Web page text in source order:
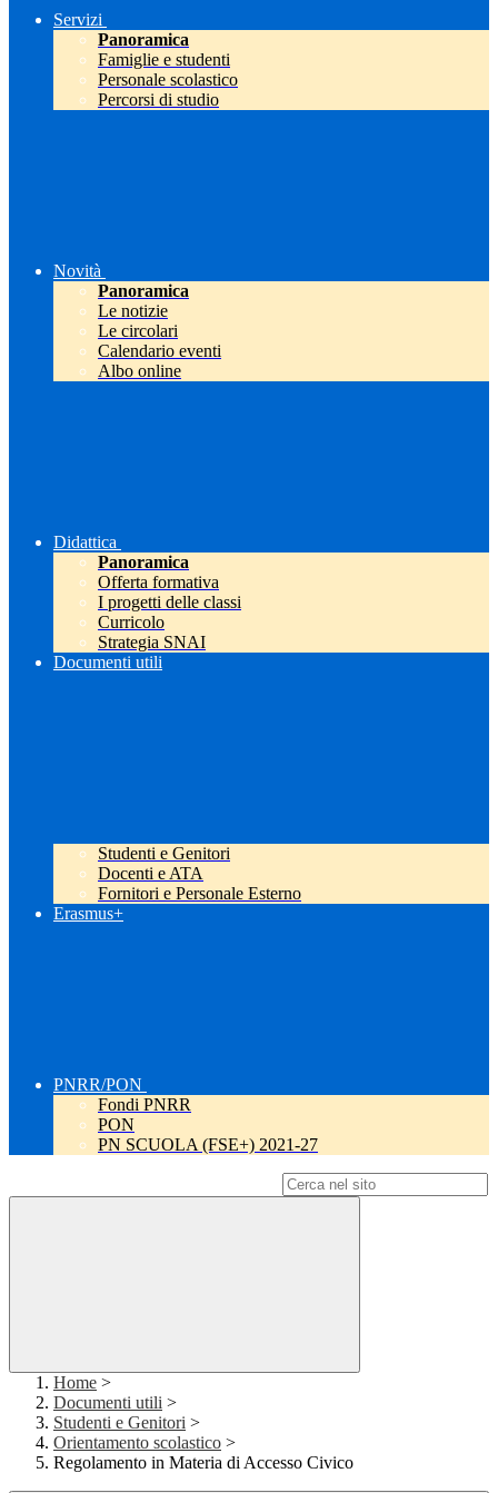
Servizi
Panoramica
Famiglie e studenti
Personale scolastico
Percorsi di studio
Novità
Panoramica
Le notizie
Le circolari
Calendario eventi
Albo online
Didattica
Panoramica
Offerta formativa
I progetti delle classi
Curricolo
Strategia SNAI
Documenti utili
Studenti e Genitori
Docenti e ATA
Fornitori e Personale Esterno
Erasmus+
PNRR/PON
Fondi PNRR
PON
PN SCUOLA (FSE+) 2021-27
Home >
Documenti utili >
Studenti e Genitori >
Orientamento scolastico >
Regolamento in Materia di Accesso Civico